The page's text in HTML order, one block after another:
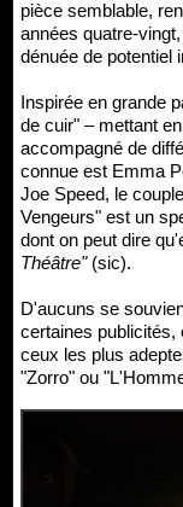
pièce semblable,
années quatre-
dénuée de potentiel
Inspirée en grande
de cuir" – mettant
accompagné de
connue est Emma
Joe Speed, le
Vengeurs" est un
dont on peut dire
Théâtre"(sic).
D'aucuns se
certaines publicités,
ceux les plus
"Zorro" ou